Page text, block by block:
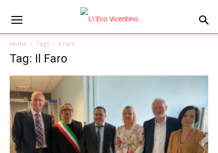
Home Tags Il Faro
Tag: Il Faro